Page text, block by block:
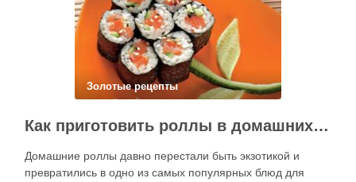
Золотые рецепты
Как приготовить роллы в домашних условиях?
Домашние роллы давно перестали быть экзотикой и
превратились в одно из самых популярных блюд для